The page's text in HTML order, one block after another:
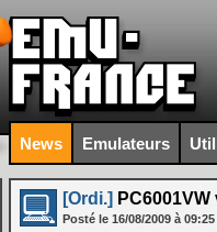
News Emulateurs
[Ordi.]
Posté le 16/08/2009 à 09:25